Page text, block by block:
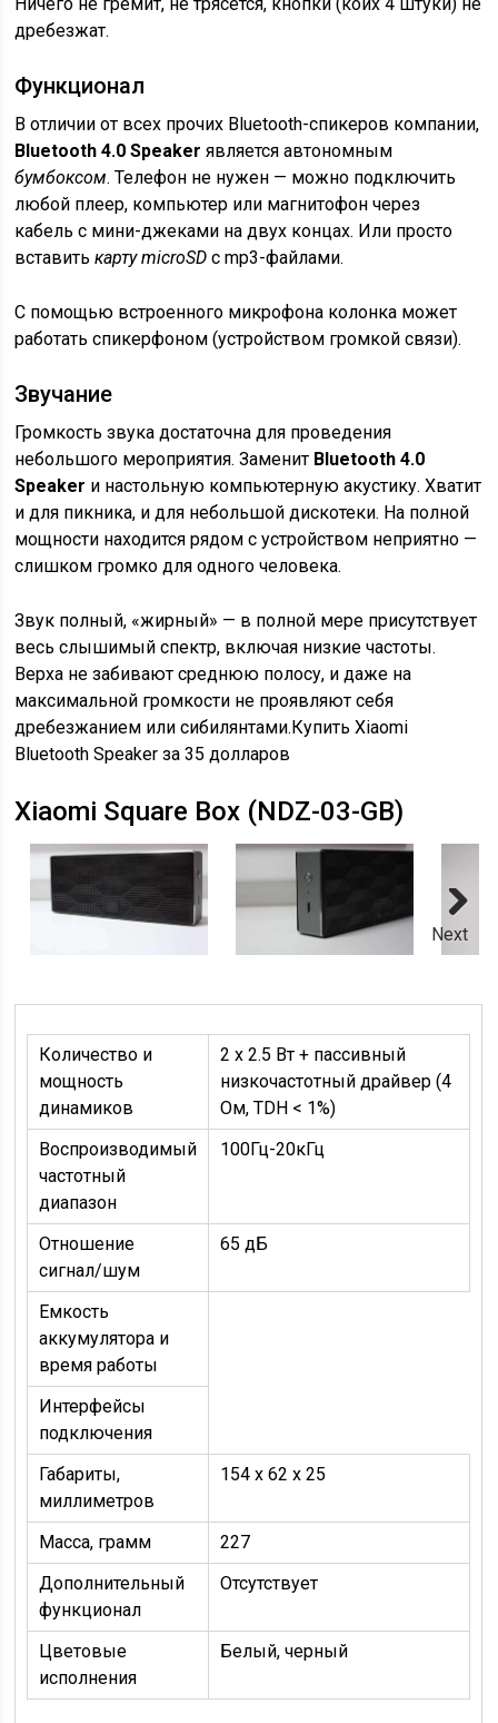
дребезжат.
Функционал
В отличии от всех прочих Bluetooth-спикеров компании,
Bluetooth 4.0 Speaker является автономным
бумбоксом. Телефон не нужен — можно подключить
любой плеер, компьютер или магнитофон через
кабель с мини-джеками на двух концах. Или просто
вставитькарту microSD с mp3-файлами.
С помощью встроенного микрофона колонка может
работать спикерфоном (устройством громкой связи).
Звучание
Громкость звука достаточна для проведения
небольшого мероприятия. Заменит Bluetooth 4.0
Speaker и настольную компьютерную акустику. Хватит
и для пикника, и для небольшой дискотеки. На полной
мощности находится рядом с устройством неприятно —
слишком громко для одного человека.
Звук полный, «жирный» — в полной мере присутствует
весь слышимый спектр, включая низкие частоты.
Верха не забивают среднюю полосу, и даже на
максимальной громкости не проявляют себя
дребезжанием или сибилянтами.Купить Xiaomi
Bluetooth Speaker за 35 долларов
Xiaomi Square Box (NDZ-03-GB)
Next
Количество и
мощность
динамиков
2 х 2.5 Вт + пассивный
низкочастотный драйвер (4
Ом, TDH < 1%)
Воспроизводимый
частотный
диапазон
100Гц-20кГц
Отношение
сигнал/шум
65 дБ
Емкость
аккумулятора и
время работы
Интерфейсы
подключения
Габариты,
миллиметров
154 х 62 х 25
Масса, грамм
227
Дополнительный
функционал
Отсутствует
Цветовые
исполнения
Белый, черный